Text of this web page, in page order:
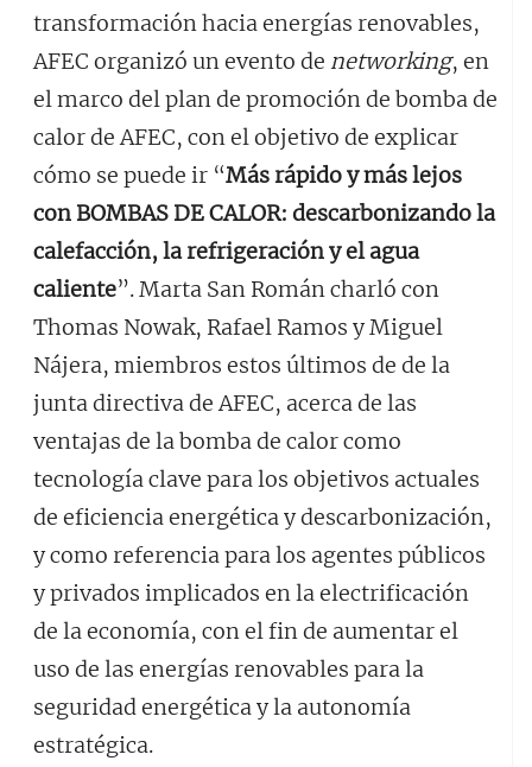
transformación hacia energías renovables,
AFEC organizó un evento de networking, en
el marco del plan de promoción de bomba de
calor de AFEC, con el objetivo de explicar
cómo se puede ir “Más rápido y más lejos
con BOMBAS DE CALOR: descarbonizando la
calefacción, la refrigeración y el agua
caliente”. Marta San Román charló con
Thomas Nowak, Rafael Ramos y Miguel
Nájera, miembros estos últimos de de la
junta directiva de AFEC, acerca de las
ventajas de la bomba de calor como
tecnología clave para los objetivos actuales
de eficiencia energética y descarbonización,
y como referencia para los agentes públicos
y privados implicados en la electrificación
de la economía, con el fin de aumentar el
uso de las energías renovables para la
seguridad energética y la autonomía
estratégica.